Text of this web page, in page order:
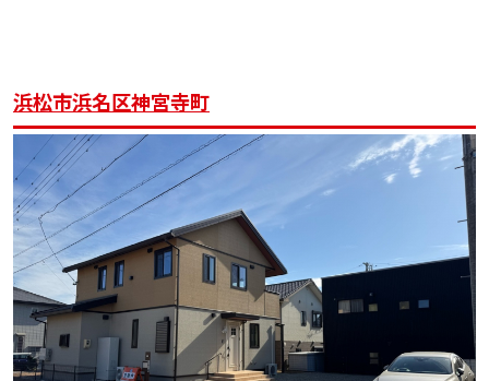
浜松市浜名区神宮寺町